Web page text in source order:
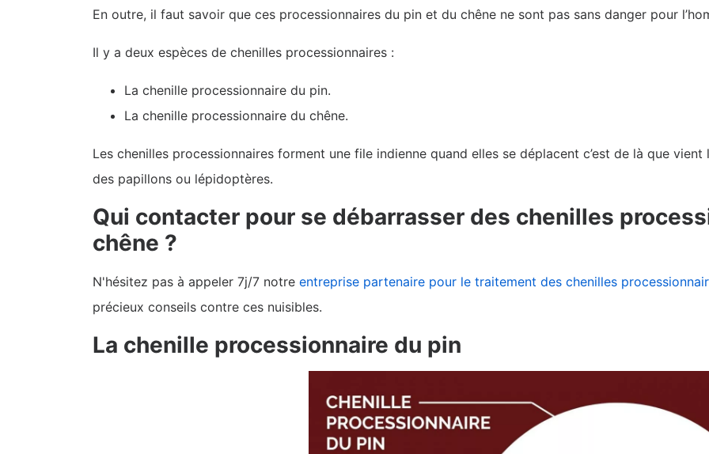
En outre, il faut savoir que ces processionnaires du pin et du chêne ne sont pas sans danger pour
Il y a deux espèces de chenilles processionnaires :
La chenille processionnaire du pin.
La chenille processionnaire du chêne.
Les chenilles processionnaires forment une file indienne quand elles se déplacent c’est de là que
des papillons ou lépidoptères.
Qui contacter pour se débarrasser des chenilles
chêne ?
N'hésitez pas à appeler 7j/7 notre entreprise partenaire pour le traitement des chenilles
précieux conseils contre ces nuisibles.
La chenille processionnaire du pin